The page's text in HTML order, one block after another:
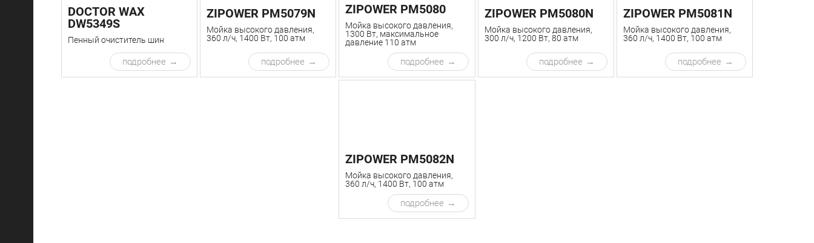
DOCTOR WAX
DW5349S
Пенный очиститель шин
подробнее
ZIPOWER PM5079N
Мойка высокого давления,
360 л/ч, 1400 Вт, 100 атм
подробнее
ZIPOWER PM5080
Мойка высокого давления,
1300 Вт, максимальное
давление 110 атм
подробнее
ZIPOWER PM5080N
Мойка высокого давления,
300 л/ч, 1200 Вт, 80 атм
подробнее
ZIPOWER PM5081N
Мойка высокого давления,
360 л/ч, 1400 Вт, 100 атм
подробнее
ZIPOWER PM5082N
Мойка высокого давления,
360 л/ч, 1400 Вт, 100 атм
подробнее